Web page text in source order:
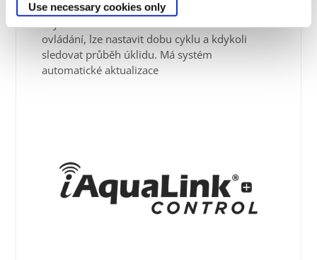
Use necessary cookies only
robota přistupovat na dálku prostřednictvím
chytrého telefonu. Má funkci dálkového
ovládání, lze nastavit dobu cyklu a kdykoli
sledovat průběh úklidu. Má systém
automatické aktualizace